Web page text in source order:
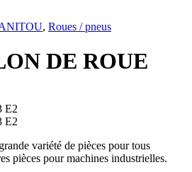
, Roues / pneus
DE ROUE
E2
E2
variété de pièces pour tous
pièces pour machines industrielles.